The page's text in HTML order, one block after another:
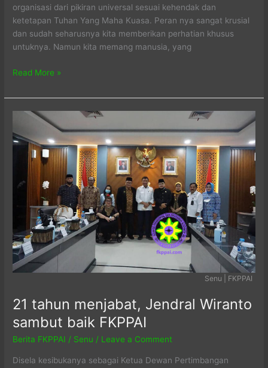
organisasi dari pikiran universal sesuai kehendak dan
ketetapan Tuhan Yang Maha Kuasa. Peran nya sangat krusial
dan sudah seharusnya kita memberikan perhatian khusus
untuknya. Namun kita memang manusia, yang
Mas
Read More »
Senu | FKPPAI
21 tahun menjabat, Jendral Wiranto
sambut baik FKPPAI
Berita FKPPAI / Senu / Leave a Comment
Disela kesibukanya sebagai Ketua Dewan Pertimbangan